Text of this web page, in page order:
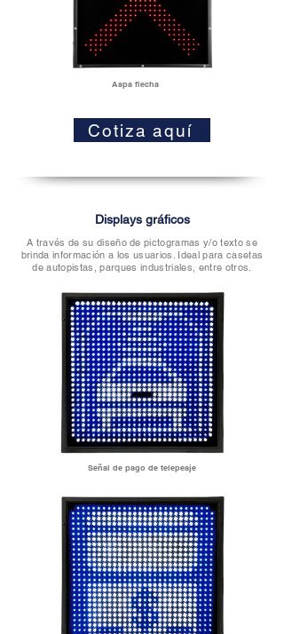
Aspa flecha
Cotiza aquí
Displays gráficos
Señal de pago de telepeaje
A través de su diseño de pictogramas y/o texto se
brinda información a los usuarios. Ideal para casetas
de autopistas, parques industriales, entre otros.